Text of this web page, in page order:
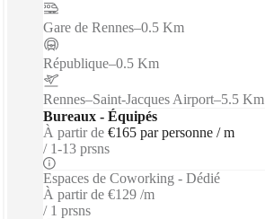
Gare de Rennes–0.5 Km
République–0.5 Km
Rennes–Saint-Jacques Airport–5.5 Km
Bureaux - Équipés
À partir de €165 par personne / m
1-13 prsns
Espaces de Coworking - Dédié
À partir de €129 /m
1 prsns